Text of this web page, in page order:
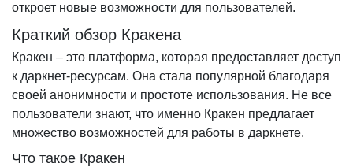
откроет новые возможности для пользователей.
Краткий обзор Кракена
Кракен – это платформа, которая предоставляет доступ
к даркнет-ресурсам. Она стала популярной благодаря
своей анонимности и простоте использования. Не все
пользователи знают, что именно Кракен предлагает
множество возможностей для работы в даркнете.
Что такое Кракен